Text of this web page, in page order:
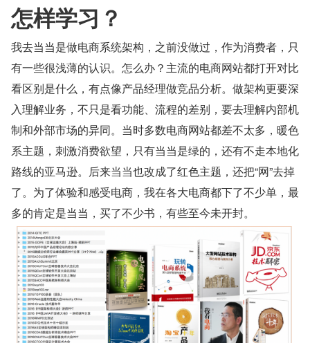
怎样学习？
我去当当是做电商系统架构，之前没做过，作为消费者，只
有一些很浅薄的认识。怎么办？主流的电商网站都打开对比
看区别是什么，有点像产品经理做竞品分析。做架构更要深
入理解业务，不只是看功能、流程的差别，要去理解内部机
制和外部市场的异同。当时多数电商网站都差不太多，暖色
系主题，刺激消费欲望，只有当当是绿的，还有不走本地化
路线的亚马逊。后来当当也改成了红色主题，还把“网”去掉
了。为了体验和感受电商，我在各大电商都下了不少单，最
多的肯定是当当，买了不少书，有些至今未开封。